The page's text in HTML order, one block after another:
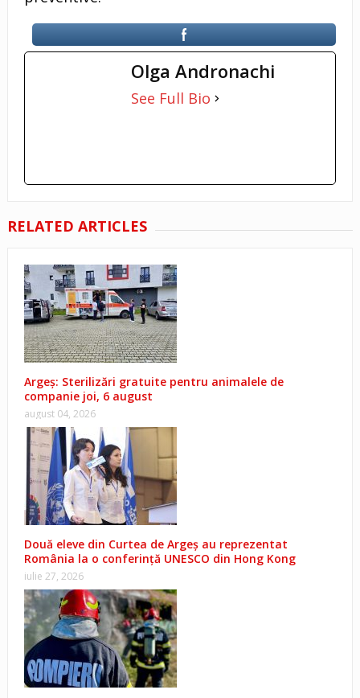
Olga Andronachi
See Full Bio
RELATED ARTICLES
Argeș: Sterilizări gratuite pentru animalele de
companie joi, 6 august
august 04, 2026
Două eleve din Curtea de Argeș au reprezentat
România la o conferință UNESCO din Hong Kong
iulie 27, 2026